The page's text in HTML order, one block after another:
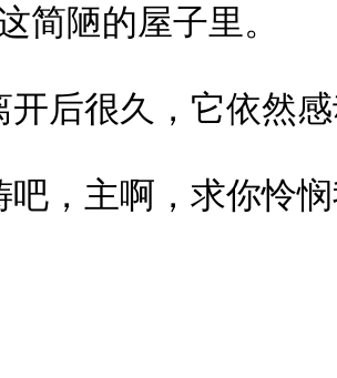
简陋的屋子里。
开后很久，它依然
吧，主啊，求你怜